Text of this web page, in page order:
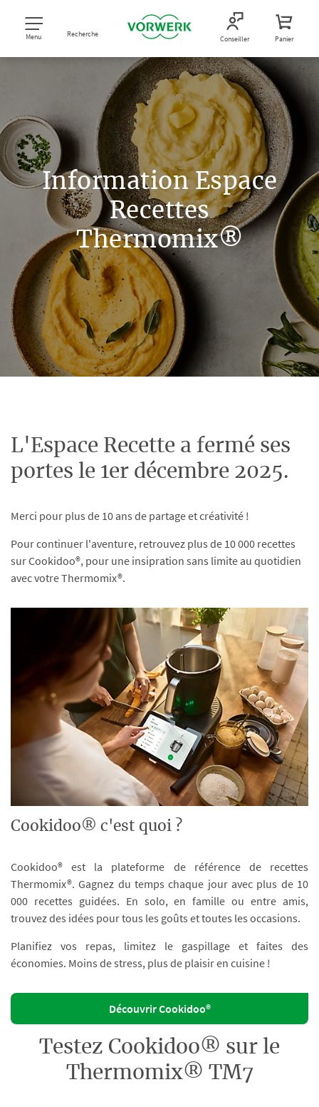
Menu Recherche Conseiller Panier
Information Espace
Recettes
Thermomix®
L'Espace Recette a fermé ses
portes le 1er décembre 2025.
Merci pour plus de 10 ans de partage et créativité !
Pour continuer l'aventure, retrouvez plus de 10 000 recettes
sur Cookidoo®, pour une insipration sans limite au quotidien
avec votre Thermomix®.
Cookidoo® c'est quoi ?
Cookidoo® est la plateforme de référence de recettes
Thermomix®. Gagnez du temps chaque jour avec plus de 10
000 recettes guidées. En solo, en famille ou entre amis,
trouvez des idées pour tous les goûts et toutes les occasions.
Planifiez vos repas, limitez le gaspillage et faites des
économies. Moins de stress, plus de plaisir en cuisine !
Découvrir Cookidoo®
Testez Cookidoo® sur le
Thermomix® TM7